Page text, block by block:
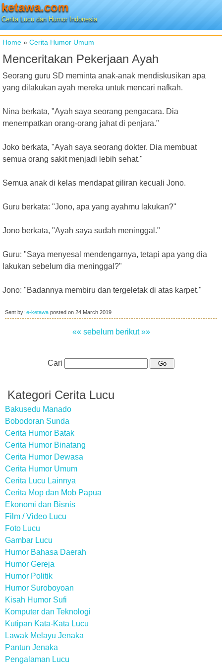
ketawa.com
Cerita Lucu dan Humor Indonesia
Home » Cerita Humor Umum
Menceritakan Pekerjaan Ayah
Seorang guru SD meminta anak-anak mendiskusikan apa
yang dilakukan ayah mereka untuk mencari nafkah.
Nina berkata, "Ayah saya seorang pengacara. Dia
menempatkan orang-orang jahat di penjara."
Joko berkata, "Ayah saya seorang dokter. Dia membuat
semua orang sakit menjadi lebih sehat."
Semua anak di kelas mendapat giliran kecuali Jono.
Guru berkata: "Jono, apa yang ayahmu lakukan?"
Jono berkata, "Ayah saya sudah meninggal."
Guru: "Saya menyesal mendengarnya, tetapi apa yang dia
lakukan sebelum dia meninggal?"
Jono: "Badannya membiru dan tergeletak di atas karpet."
Sent by: e-ketawa posted on 24 March 2019
«« sebelum berikut »»
Cari
Kategori Cerita Lucu
Bakusedu Manado
Bobodoran Sunda
Cerita Humor Batak
Cerita Humor Binatang
Cerita Humor Dewasa
Cerita Humor Umum
Cerita Lucu Lainnya
Cerita Mop dan Mob Papua
Ekonomi dan Bisnis
Film / Video Lucu
Foto Lucu
Gambar Lucu
Humor Bahasa Daerah
Humor Gereja
Humor Politik
Humor Suroboyoan
Kisah Humor Sufi
Komputer dan Teknologi
Kutipan Kata-Kata Lucu
Lawak Melayu Jenaka
Pantun Jenaka
Pengalaman Lucu